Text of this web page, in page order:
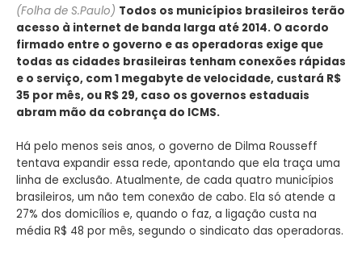
(Folha de S.Paulo) Todos os municípios brasileiros terão
acesso à internet de banda larga até 2014. O acordo
firmado entre o governo e as operadoras exige que
todas as cidades brasileiras tenham conexões rápidas
e o serviço, com 1 megabyte de velocidade, custará R$
35 por mês, ou R$ 29, caso os governos estaduais
abram mão da cobrança do ICMS.
Há pelo menos seis anos, o governo de Dilma Rousseff
tentava expandir essa rede, apontando que ela traça uma
linha de exclusão. Atualmente, de cada quatro municípios
brasileiros, um não tem conexão de cabo. Ela só atende a
27% dos domicílios e, quando o faz, a ligação custa na
média R$ 48 por mês, segundo o sindicato das operadoras.